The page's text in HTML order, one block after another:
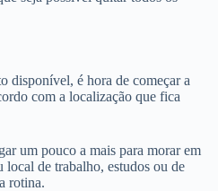
disponível, é hora de começar a
com a localização que fica
um pouco a mais para morar em
de trabalho, estudos ou de
rotina.